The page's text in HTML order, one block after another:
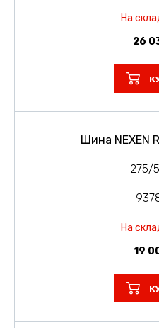
На
26
Шина NEXEN
275/
На
19